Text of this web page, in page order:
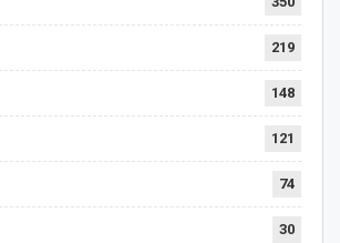
219
148
121
74
30